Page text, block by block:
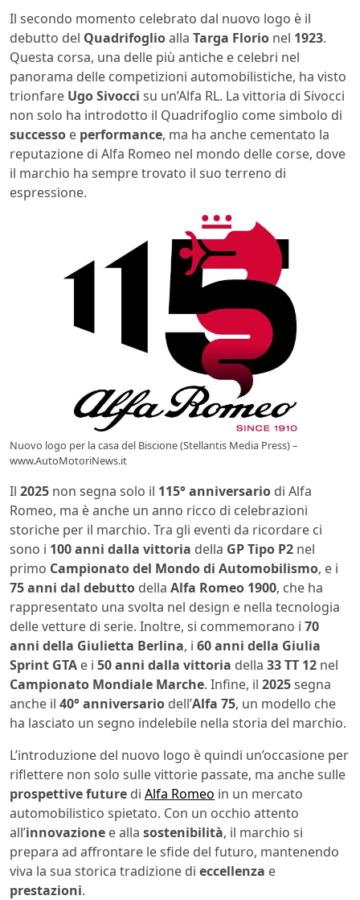
Il secondo momento celebrato dal nuovo logo è il
debutto del Quadrifoglioalla Targa Florio nel 1923.
Questa corsa, una delle più antiche e celebri nel
panorama delle competizioni automobilistiche, ha visto
trionfare Ugo Sivocci su un’Alfa RL. La vittoria di Sivocci
non solo ha introdotto il Quadrifoglio come simbolo di
successo e performance, ma ha anche cementato la
reputazione di Alfa Romeo nel mondo delle corse, dove
il marchio ha sempre trovato il suo terreno di
espressione.
Nuovo logo per la casa del Biscione (Stellantis Media Press) –
www.AutoMotoriNews.it
Il 2025 non segna solo il 115° anniversario di Alfa
Romeo, ma è anche un anno ricco di celebrazioni
storiche per il marchio. Tra gli eventi da ricordare ci
sono i 100 anni dalla vittoria della GP Tipo P2 nel
primo Campionato del Mondo di Automobilismo, e i
75 anni dal debutto della Alfa Romeo 1900, che ha
rappresentato una svolta nel design e nella tecnologia
delle vetture di serie. Inoltre, si commemorano i 70
anni della Giulietta Berlina, i 60 anni della Giulia
Sprint GTA e i 50 anni dalla vittoria della 33 TT 12 nel
Campionato Mondiale Marche. Infine, il 2025segna
anche il 40° anniversario dell’Alfa 75, un modello che
ha lasciato un segno indelebile nella storia del marchio.
L’introduzione del nuovo logo è quindi un’occasione per
riflettere non solo sulle vittorie passate, ma anche sulle
prospettive future di Alfa Romeo in un mercato
automobilistico spietato. Con un occhio attento
all’innovazione e alla sostenibilità, il marchio si
prepara ad affrontare le sfide del futuro, mantenendo
viva la sua storica tradizione di eccellenza e
prestazioni.